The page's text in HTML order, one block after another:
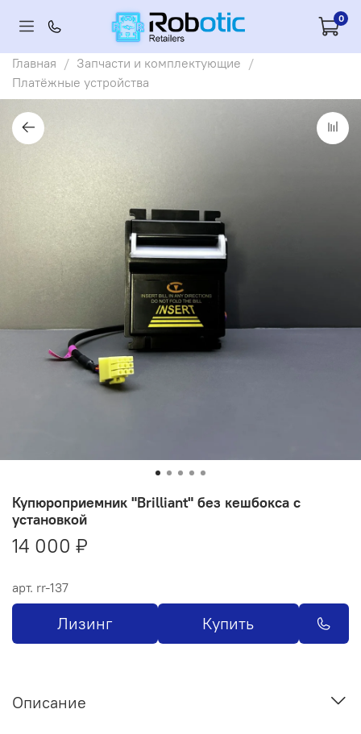
0
Главная
Запчасти и комплектующие
Платёжные устройства
арт. rr-137
Купюроприемник "Brilliant" без кешбокса с
установкой
14 000 ₽
Лизинг Купить
Описание